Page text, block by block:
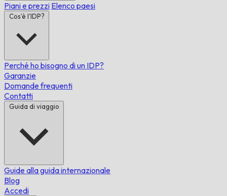
Piani e prezzi Elenco paesi
Cos'è l'IDP?
Perché ho bisogno di un IDP?
Garanzie
Domande frequenti
Contatti
Guida di viaggio
Guide alla guida internazionale
Blog
Accedi